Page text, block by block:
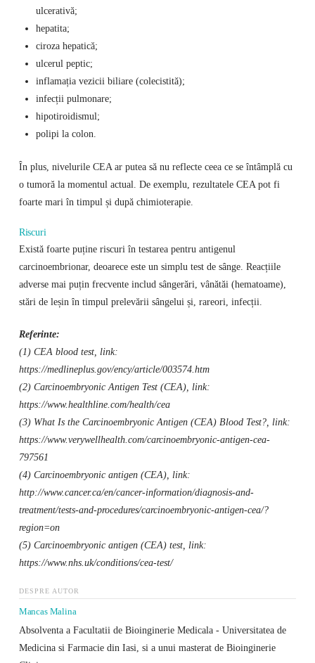
ulcerativă;
hepatita;
ciroza hepatică;
ulcerul peptic;
inflamația vezicii biliare (colecistită);
infecții pulmonare;
hipotiroidismul;
polipi la colon.
În plus, nivelurile CEA ar putea să nu reflecte ceea ce se întâmplă cu
o tumoră la momentul actual. De exemplu, rezultatele CEA pot fi
foarte mari în timpul și după chimioterapie.
Riscuri
Există foarte puține riscuri în testarea pentru antigenul
carcinoembrionar, deoarece este un simplu test de sânge. Reacțiile
adverse mai puțin frecvente includ sângerări, vânătăi (hematoame),
stări de leșin în timpul prelevării sângelui și, rareori, infecții.
Referinte:
(1) CEA blood test, link:
https://medlineplus.gov/ency/article/003574.htm
(2) Carcinoembryonic Antigen Test (CEA), link:
https://www.healthline.com/health/cea
(3) What Is the Carcinoembryonic Antigen (CEA) Blood Test?, link:
https://www.verywellhealth.com/carcinoembryonic-antigen-cea-
797561
(4) Carcinoembryonic antigen (CEA), link:
http://www.cancer.ca/en/cancer-information/diagnosis-and-
treatment/tests-and-procedures/carcinoembryonic-antigen-cea/?
region=on
(5) Carcinoembryonic antigen (CEA) test, link:
https://www.nhs.uk/conditions/cea-test/
DESPRE AUTOR
Mancas Malina
Absolventa a Facultatii de Bioinginerie Medicala - Universitatea de
Medicina si Farmacie din Iasi, si a unui masterat de Bioinginerie